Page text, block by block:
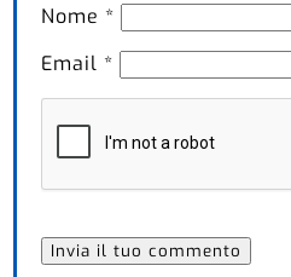
Nome *
Email *